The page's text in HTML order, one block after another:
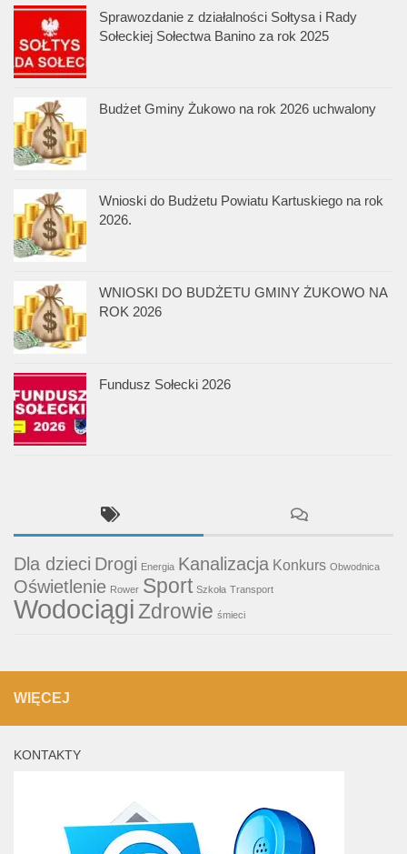
Sprawozdanie z działalności Sołtysa i Rady
Sołeckiej Sołectwa Banino za rok 2025
Budżet Gminy Żukowo na rok 2026 uchwalony
Wnioski do Budżetu Powiatu Kartuskiego na rok
2026.
WNIOSKI DO BUDŻETU GMINY ŻUKOWO NA
ROK 2026
Fundusz Sołecki 2026
Dla dzieci Drogi Energia Kanalizacja Konkurs Obwodnica
Oświetlenie Rower Sport Szkoła Transport
WodociągiZdrowie śmieci
WIĘCEJ
KONTAKTY